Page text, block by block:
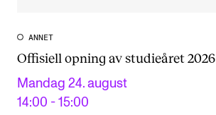
ANNET
Offisiell opning av studieåret 2026
Mandag 24. august
14:00 - 15:00